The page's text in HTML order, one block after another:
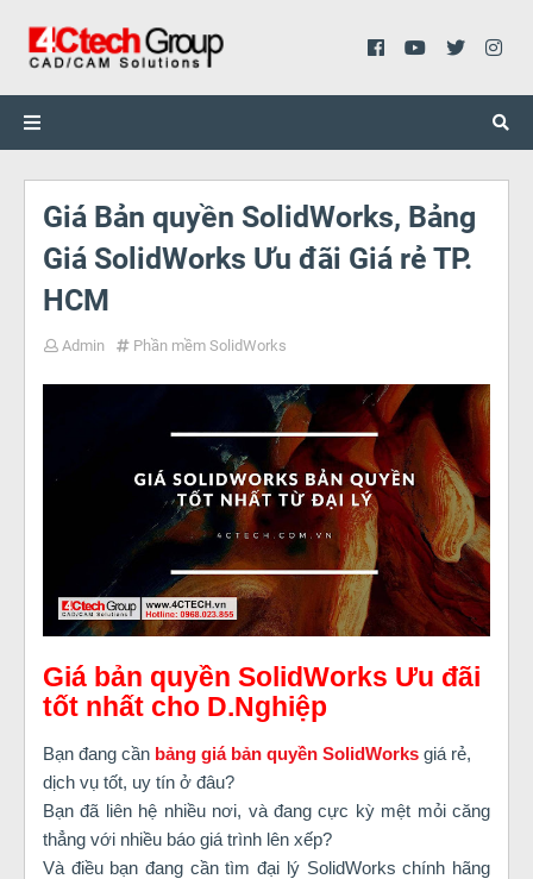
Giá Bản quyền SolidWorks, Bảng
Giá SolidWorks Ưu đãi Giá rẻ TP.
HCM
Admin Phần mềm SolidWorks
Giá bản quyền SolidWorks Ưu đãi
tốt nhất cho D.Nghiệp
Bạn đang cần bảng giá bản quyền SolidWorks giá rẻ,
dịch vụ tốt, uy tín ở đâu?
Bạn đã liên hệ nhiều nơi, và đang cực kỳ mệt mỏi căng
thẳng với nhiều báo giá trình lên xếp?
Và điều bạn đang cần tìm đại lý SolidWorks chính hãng